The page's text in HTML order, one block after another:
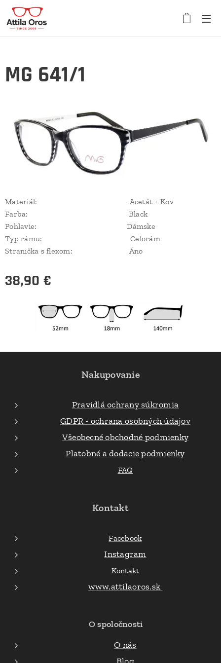
MG 641/1
Materiál: Acetát + Kov
Farba: Black
Pohlavie: Dámske
Typ rámu: Celorám
Stranička s flexom: Áno
38,90 €
Nakupovanie
Pravidlá ochrany súkromia
GDPR - ochrana osobných údajov
Všeobecné obchodné podmienky
Platobné a dodacie podmienky
FAQ
Kontakt
Facebook
Instagram
Kontakt
www.attilaoros.sk
O spoločnosti
O nás